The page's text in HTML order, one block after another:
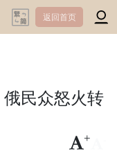
返回首页
民众怒火转
+